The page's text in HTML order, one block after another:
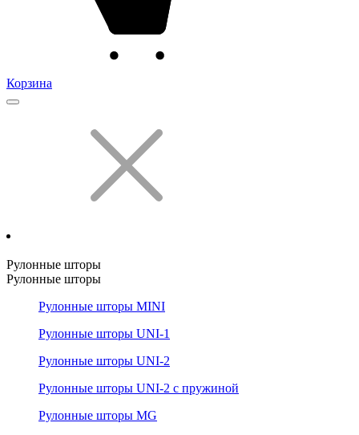
Корзина
Рулонные шторы
Рулонные шторы
Рулонные шторы MINI
Рулонные шторы UNI-1
Рулонные шторы UNI-2
Рулонные шторы UNI-2 с пружиной
Рулонные шторы MG